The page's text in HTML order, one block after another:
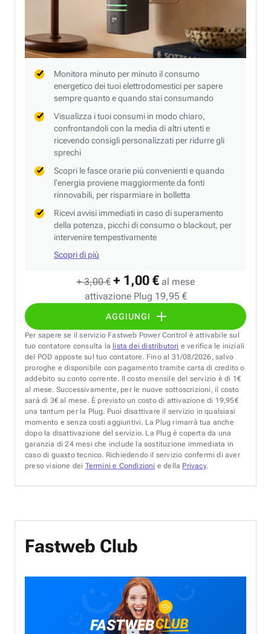
+ 3,00 € + 1,00 € al mese
attivazione Plug 19,95 €
AGGIUNGI
Monitora minuto per minuto il consumo
energetico dei tuoi elettrodomestici per sapere
sempre quanto e quando stai consumando
Visualizza i tuoi consumi in modo chiaro,
confrontandoli con la media di altri utenti e
ricevendo consigli personalizzati per ridurre gli
sprechi
Scopri le fasce orarie più convenienti e quando
l’energia proviene maggiormente da fonti
rinnovabili, per risparmiare in bolletta
Ricevi avvisi immediati in caso di superamento
della potenza, picchi di consumo o blackout, per
intervenire tempestivamente
Scopri di più
Per sapere se il servizio Fastweb Power Control è attivabile sul
tuo contatore consulta la lista dei distributori e verifica le iniziali
del POD apposte sul tuo contatore. Fino al 31/08/2026, salvo
proroghe e disponibile con pagamento tramite carta di credito o
addebito su conto corrente. Il costo mensile del servizio è di 1€
al mese. Successivamente, per le nuove sottoscrizioni, il costo
sarà di 3€ al mese. È previsto un costo di attivazione di 19,95€
una tantum per la Plug. Puoi disattivare il servizio in qualsiasi
momento e senza costi aggiuntivi. La Plug rimarrà tua anche
dopo la disattivazione del servizio. La Plug è coperta da una
garanzia di 24 mesi che include la sostituzione immediata in
caso di guasto tecnico. Richiedendo il servizio confermi di aver
preso visione dei Termini e Condizioni e della Privacy.
Fastweb Club